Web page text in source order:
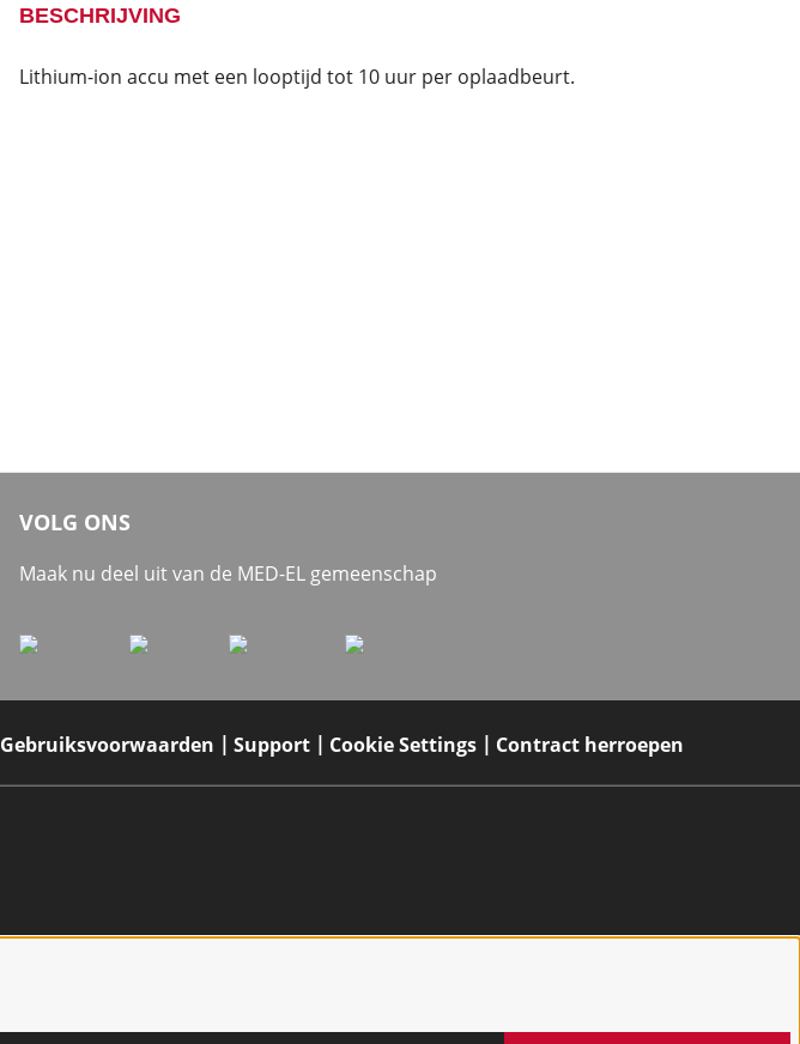
BESCHRIJVING
Lithium-ion accu met een looptijd tot 10 uur per oplaadbeurt.
VOLG ONS
Maak nu deel uit van de MED-EL gemeenschap
Gebruiksvoorwaarden Support Cookie Settings Contract herroepen